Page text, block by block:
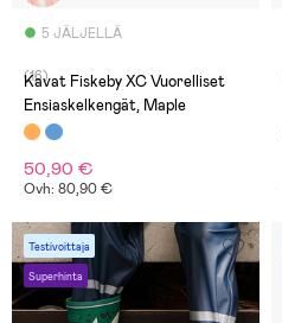
5 JÄLJELLÄ
(16)
Kavat Fiskeby XC Vuorelliset
Ensiaskelkengät, Maple
50,90 €
Ovh: 80,90 €
Testivoittaja
Superhinta